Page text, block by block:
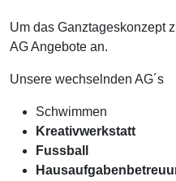
Um das Ganztageskonzept
AG Angebote an.
Unsere wechselnden AG´s
Schwimmen
Kreativwerkstatt
Fussball